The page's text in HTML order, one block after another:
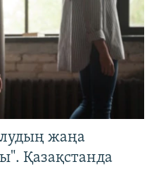
жаңа
Қазақстанда